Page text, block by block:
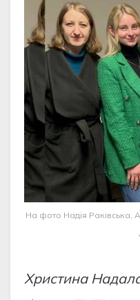
На фото Надія Раківська,
Христина